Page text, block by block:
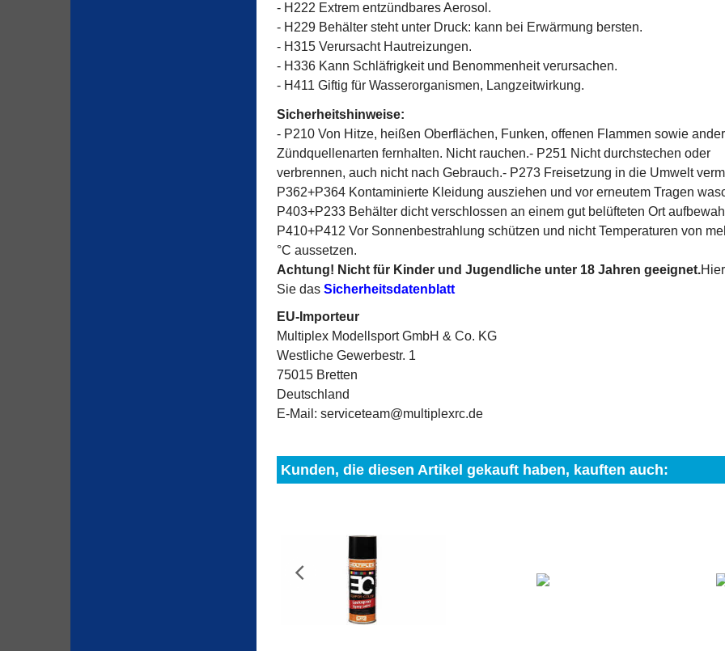
- H222 Extrem entzündbares Aerosol.
- H229 Behälter steht unter Druck: kann bei Erwärmung bersten.
- H315 Verursacht Hautreizungen.
- H336 Kann Schläfrigkeit und Benommenheit verursachen.
- H411 Giftig für Wasserorganismen, Langzeitwirkung.
Sicherheitshinweise:
- P210 Von Hitze, heißen Oberflächen, Funken, offenen Flammen sowie
Zündquellenarten fernhalten. Nicht rauchen.- P251 Nicht durchstechen oder
verbrennen, auch nicht nach Gebrauch.- P273 Freisetzung in die Umwelt
P362+P364 Kontaminierte Kleidung ausziehen und vor erneutem Tragen
P403+P233 Behälter dicht verschlossen an einem gut belüfteten Ort
P410+P412 Vor Sonnenbestrahlung schützen und nicht Temperaturen von
°C aussetzen.
Achtung! Nicht für Kinder und Jugendliche unter 18 Jahren geeignet.
Sie das Sicherheitsdatenblatt
EU-Importeur
Multiplex Modellsport GmbH & Co. KG
Westliche Gewerbestr. 1
75015 Bretten
Deutschland
E-Mail: serviceteam@multiplexrc.de
Kunden, die diesen Artikel gekauft haben, kauften auch: